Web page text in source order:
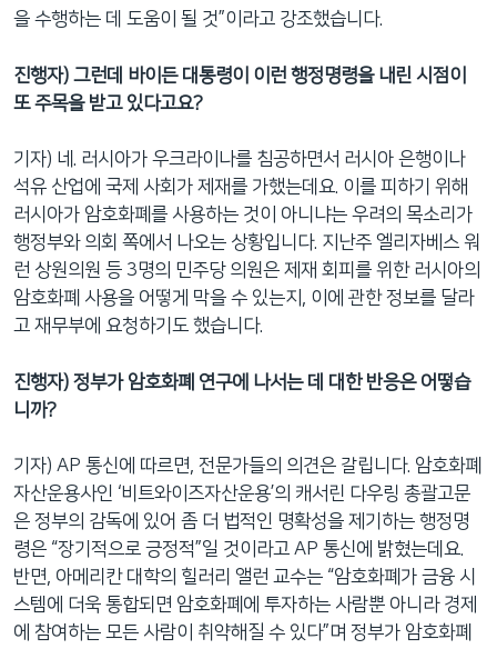
을 수행하는 데 도움이 될 것”이라고 강조했습니다.
진행자) 그런데 바이든 대통령이 이런 행정명령을 내린 시점이
또 주목을 받고 있다고요?
기자) 네. 러시아가 우크라이나를 침공하면서 러시아 은행이나
석유 산업에 국제 사회가 제재를 가했는데요. 이를 피하기 위해
러시아가 암호화폐를 사용하는 것이 아니냐는 우려의 목소리가
행정부와 의회 쪽에서 나오는 상황입니다. 지난주 엘리자베스 워
런 상원의원 등 3명의 민주당 의원은 제재 회피를 위한 러시아의
암호화폐 사용을 어떻게 막을 수 있는지, 이에 관한 정보를 달라
고 재무부에 요청하기도 했습니다.
진행자) 정부가 암호화폐 연구에 나서는 데 대한 반응은 어떻습
니까?
기자) AP 통신에 따르면, 전문가들의 의견은 갈립니다. 암호화폐
자산운용사인 ‘비트와이즈자산운용’의 캐서린 다우링 총괄고문
은 정부의 감독에 있어 좀 더 법적인 명확성을 제기하는 행정명
령은 “장기적으로 긍정적”일 것이라고 AP 통신에 밝혔는데요.
반면, 아메리칸 대학의 힐러리 앨런 교수는 “암호화폐가 금융 시
스템에 더욱 통합되면 암호화폐에 투자하는 사람뿐 아니라 경제
에 참여하는 모든 사람이 취약해질 수 있다”며 정부가 암호화폐